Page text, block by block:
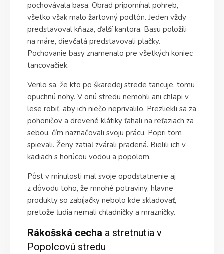
pochovávala basa. Obrad pripomínal pohreb,
všetko však malo žartovný podtón. Jeden vždy
predstavoval kňaza, ďalší kantora. Basu položili
na máre, dievčatá predstavovali plačky.
Pochovanie basy znamenalo pre všetkých koniec
tancovačiek.
Verilo sa, že kto po škaredej strede tancuje, tomu
opuchnú nohy. V onú stredu nemohli ani chlapi v
lese robiť, aby ich niečo neprivalilo. Prezliekli sa za
pohoničov a drevené klátiky ťahali na reťaziach za
sebou, čím naznačovali svoju prácu. Popri tom
spievali. Ženy zatiaľ zvárali pradená. Bielili ich v
kadiach s horúcou vodou a popolom.
Pôst v minulosti mal svoje opodstatnenie aj
z dôvodu toho, že mnohé potraviny, hlavne
produkty so zabíjačky nebolo kde skladovať,
pretože ľudia nemali chladničky a mrazničky.
Rákošská cecha a stretnutia v
Popolcovú stredu